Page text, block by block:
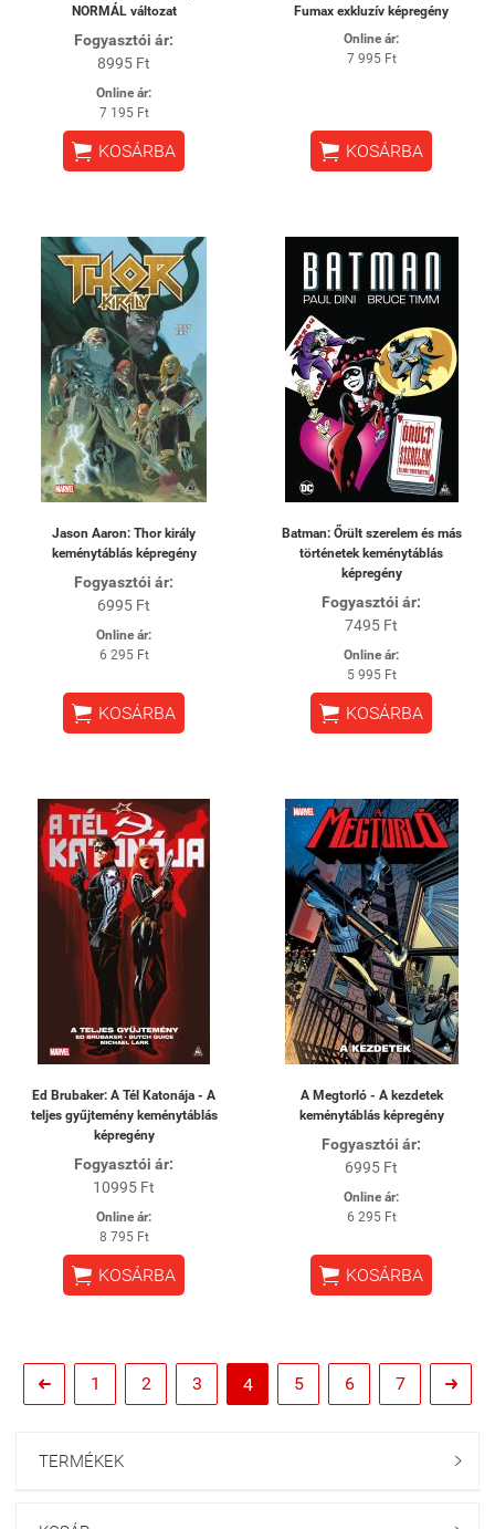
NORMÁL változat
Fogyasztói ár:
8995 Ft
Online ár:
7 195 Ft
 KOSÁRBA
Fumax exkluzív képregény
Online ár:
7 995 Ft
 KOSÁRBA
Jason Aaron: Thor király
keménytáblás képregény
Fogyasztói ár:
6995 Ft
Online ár:
6 295 Ft
 KOSÁRBA
Batman: Őrült szerelem és más
történetek keménytáblás
képregény
Fogyasztói ár:
7495 Ft
Online ár:
5 995 Ft
 KOSÁRBA
Ed Brubaker: A Tél Katonája - A
teljes gyűjtemény keménytáblás
képregény
Fogyasztói ár:
10995 Ft
Online ár:
8 795 Ft
 KOSÁRBA
A Megtorló - A kezdetek
keménytáblás képregény
Fogyasztói ár:
6995 Ft
Online ár:
6 295 Ft
 KOSÁRBA
 1 2 3 4 5 6 7 
TERMÉKEK 